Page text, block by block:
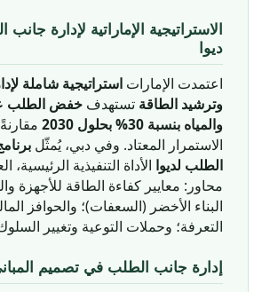
الاستراتيجية الإماراتية لإدارة
ديوا
اعتمدت الإمارات استراتيجية شاملة
وترشيد الطاقة تستهدف خفض الطلب
والمياه بنسبة 30% بحلول 2030
الاستمرار المعتاد. وفي دبي، يُمثّل
الطلب لديوا الأداة التنفيذية الرئيسية،
محاور: معايير كفاءة الطاقة للأجهزة
البناء الأخضر (السعفات)؛ والحوافز
التعرفة؛ وحملات التوعية وتغيير
إدارة جانب الطلب في تصميم